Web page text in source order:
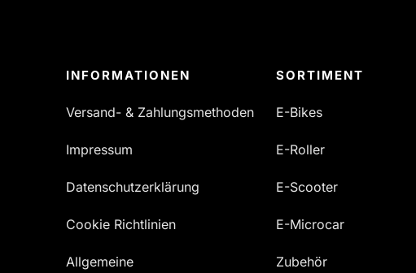
INFORMATIONEN
Versand- & Zahlungsmethoden
Impressum
Datenschutzerklärung
Cookie Richtlinien
Allgemeine
SORTIMENT
E-Bikes
E-Roller
E-Scooter
E-Microcar
Zubehör